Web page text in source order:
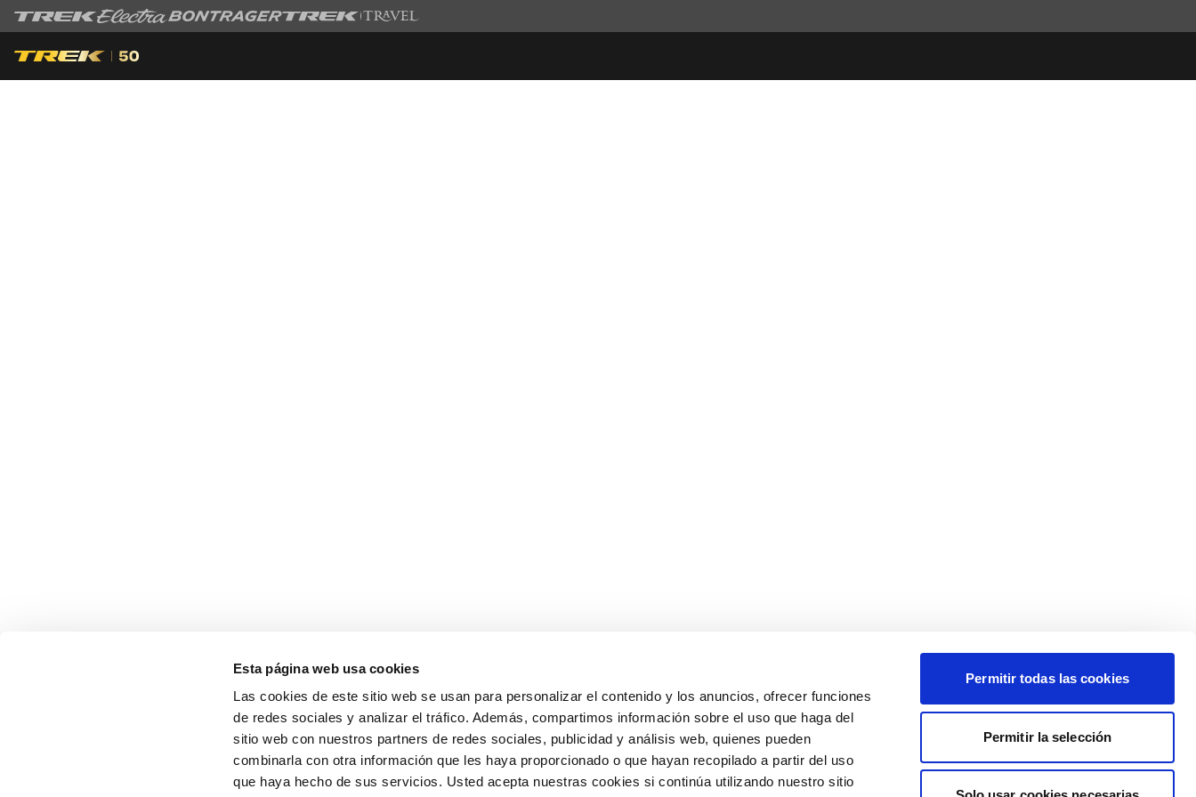
Esta página web usa cookies
Las cookies de este sitio web se usan para personalizar el contenido y los anuncios, ofrecer funciones
de redes sociales y analizar el tráfico. Además, compartimos información sobre el uso que haga del
sitio web con nuestros partners de redes sociales, publicidad y análisis web, quienes pueden
combinarla con otra información que les haya proporcionado o que hayan recopilado a partir del uso
que haya hecho de sus servicios. Usted acepta nuestras cookies si continúa utilizando nuestro sitio
Permitir todas las cookies
Permitir la selección